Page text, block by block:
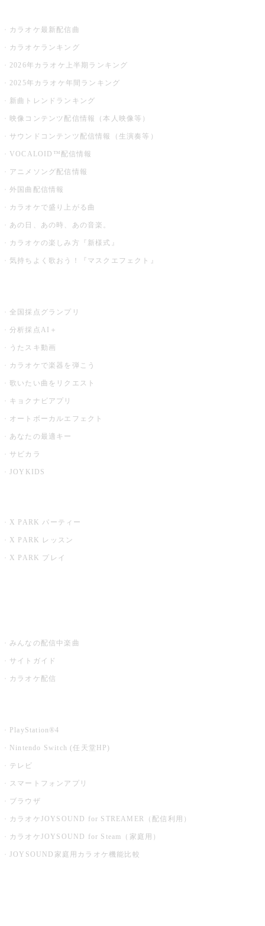
カラオケ最新配信曲
カラオケランキング
2026年カラオケ上半期ランキング
2025年カラオケ年間ランキング
新曲トレンドランキング
映像コンテンツ配信情報（本人映像等）
サウンドコンテンツ配信情報（生演奏等）
VOCALOID™配信情報
アニメソング配信情報
外国曲配信情報
カラオケで盛り上がる曲
あの日、あの時、あの音楽。
カラオケの楽しみ方『新様式』
気持ちよく歌おう！『マスクエフェクト』
全国採点グランプリ
分析採点AI＋
うたスキ動画
カラオケで楽器を弾こう
歌いたい曲をリクエスト
キョクナビアプリ
オートボーカルエフェクト
あなたの最適キー
サビカラ
JOYKIDS
X PARK パーティー
X PARK レッスン
X PARK プレイ
みんなの配信中楽曲
サイトガイド
カラオケ配信
PlayStation®4
Nintendo Switch (任天堂HP)
テレビ
スマートフォンアプリ
ブラウザ
カラオケJOYSOUND for STREAMER（配信利用）
カラオケJOYSOUND for Steam（家庭用）
JOYSOUND家庭用カラオケ機能比較